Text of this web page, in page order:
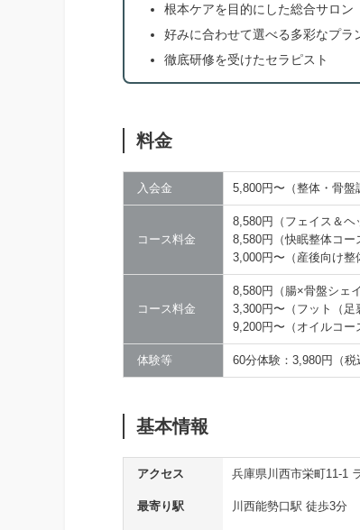
根本ケアを目的にした総合サロン
好みに合わせて選べる多彩なプラ
徹底研修を受けたセラピスト
料金
入会金 5,800円〜（整体・骨盤
コース料金
8,580円（フェイス＆ヘ
8,580円（快眠整体コー
3,000円〜（産後向け整
コース料金
8,580円（腸×骨盤シェ
3,300円〜（フット（足
9,200円〜（オイルコー
体験等 60分体験：3,980円（税
基本情報
アクセス 兵庫県川西市栄町11-1
最寄り駅 川西能勢口駅 徒歩3分